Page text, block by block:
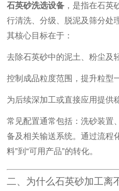
石英砂洗选设备 ，是指在石英
行清洗、分级、脱泥及筛分处
其核心目标在于：
去除石英砂中的泥土、粉尘及
控制成品粒度范围，提升粒型
为后续深加工或直接应用提供
常见配置通常包括：洗砂装置、
备及相关输送系统。通过流程
料”到“可用产品”的转化。
二、为什么石英砂加工离